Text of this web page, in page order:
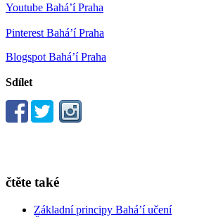
Youtube Bahá’í Praha
Pinterest Bahá’í Praha
Blogspot Bahá’í Praha
Sdílet
čtěte také
Základní principy Bahá’í učení